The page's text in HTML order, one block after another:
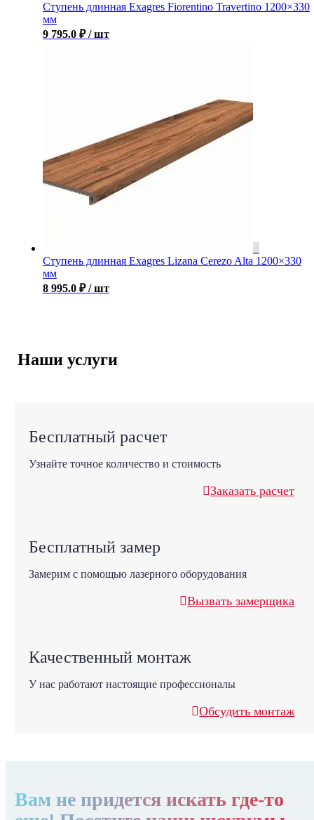
Ступень длинная Exagres Fiorentino Travertino 1200×330
мм
9 795.0 ₽ / шт
Ступень длинная Exagres Lizana Cerezo Alta 1200×330
мм
8 995.0 ₽ / шт
Наши услуги
Бесплатный расчет
Узнайте точное количество и стоимость
Заказать расчет
Бесплатный замер
Замерим с помощью лазерного оборудования
Вызвать замерщика
Качественный монтаж
У нас работают настоящие профессионалы
Обсудить монтаж
Вам не придется искать где-то